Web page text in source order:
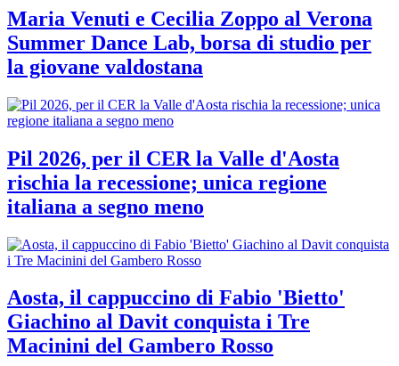
Maria Venuti e Cecilia Zoppo al Verona
Summer Dance Lab, borsa di studio per
la giovane valdostana
Pil 2026, per il CER la Valle d'Aosta
rischia la recessione; unica regione
italiana a segno meno
Aosta, il cappuccino di Fabio 'Bietto'
Giachino al Davit conquista i Tre
Macinini del Gambero Rosso